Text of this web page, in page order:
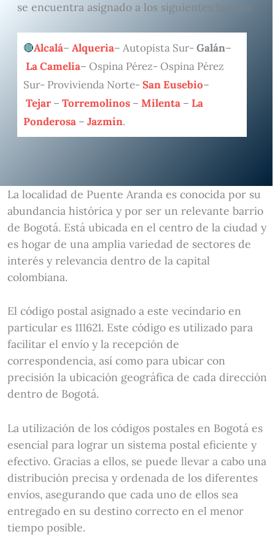
se encuentra asignado a los siguientes barrios
Alcalá– Alqueria– Autopista Sur- Galán–
La Camelia– Ospina Pérez- Ospina Pérez
Sur- Provivienda Norte- San Eusebio–
Tejar– Torremolinos– Milenta– La
Ponderosa– Jazmín.
La localidad de Puente Aranda es conocida por su
abundancia histórica y por ser un relevante barrio
de Bogotá. Está ubicada en el centro de la ciudad y
es hogar de una amplia variedad de sectores de
interés y relevancia dentro de la capital
colombiana.
El código postal asignado a este vecindario en
particular es 111621. Este código es utilizado para
facilitar el envío y la recepción de
correspondencia, así como para ubicar con
precisión la ubicación geográfica de cada dirección
dentro de Bogotá.
La utilización de los códigos postales en Bogotá es
esencial para lograr un sistema postal eficiente y
efectivo. Gracias a ellos, se puede llevar a cabo una
distribución precisa y ordenada de los diferentes
envíos, asegurando que cada uno de ellos sea
entregado en su destino correcto en el menor
tiempo posible.